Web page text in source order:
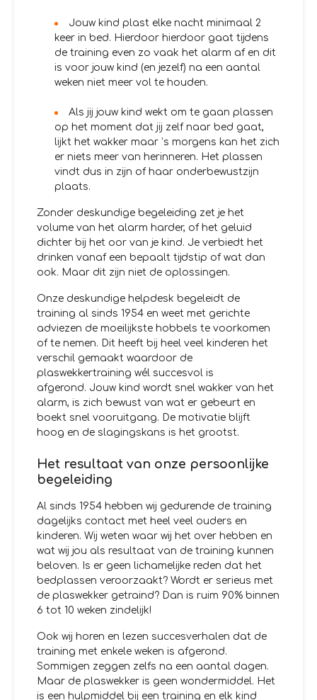
Jouw kind plast elke nacht minimaal 2
keer in bed. Hierdoor hierdoor gaat tijdens
de training even zo vaak het alarm af en dit
is voor jouw kind (en jezelf) na een aantal
weken niet meer vol te houden.
Als jij jouw kind wekt om te gaan plassen
op het moment dat jij zelf naar bed gaat,
lijkt het wakker maar ’s morgens kan het zich
er niets meer van herinneren. Het plassen
vindt dus in zijn of haar onderbewustzijn
plaats.
Zonder deskundige begeleiding zet je het
volume van het alarm harder, of het geluid
dichter bij het oor van je kind. Je verbiedt het
drinken vanaf een bepaalt tijdstip of wat dan
ook. Maar dit zijn niet de oplossingen.
Onze deskundige helpdesk begeleidt de
training al sinds 1954 en weet met gerichte
adviezen de moeilijkste hobbels te voorkomen
of te nemen. Dit heeft bij heel veel kinderen het
verschil gemaakt waardoor de
plaswekkertraining wél succesvol is
afgerond. Jouw kind wordt snel wakker van het
alarm, is zich bewust van wat er gebeurt en
boekt snel vooruitgang. De motivatie blijft
hoog en de slagingskans is het grootst.
Het resultaat van onze persoonlijke
begeleiding
Al sinds 1954 hebben wij gedurende de training
dagelijks contact met heel veel ouders en
kinderen. Wij weten waar wij het over hebben en
wat wij jou als resultaat van de training kunnen
beloven. Is er geen lichamelijke reden dat het
bedplassen veroorzaakt? Wordt er serieus met
de plaswekker getraind? Dan is ruim 90% binnen
6 tot 10 weken zindelijk!
Ook wij horen en lezen succesverhalen dat de
training met enkele weken is afgerond.
Sommigen zeggen zelfs na een aantal dagen.
Maar de plaswekker is geen wondermiddel. Het
is een hulpmiddel bij een training en elk kind